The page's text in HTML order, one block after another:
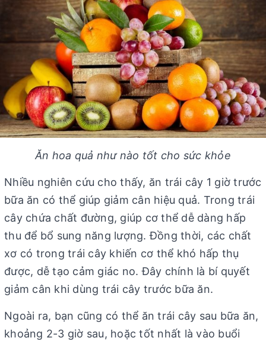
Ăn hoa quả như nào tốt cho sức khỏe
Nhiều nghiên cứu cho thấy, ăn trái cây 1 giờ trước
bữa ăn có thể giúp giảm cân hiệu quả. Trong trái
cây chứa chất đường, giúp cơ thể dễ dàng hấp
thu để bổ sung năng lượng. Đồng thời, các chất
xơ có trong trái cây khiến cơ thể khó hấp thụ
được, dễ tạo cảm giác no. Đây chính là bí quyết
giảm cân khi dùng trái cây trước bữa ăn.
Ngoài ra, bạn cũng có thể ăn trái cây sau bữa ăn,
khoảng 2-3 giờ sau, hoặc tốt nhất là vào buổi